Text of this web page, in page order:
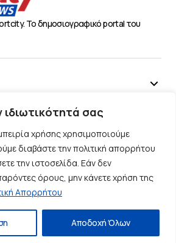
ιδιωτικότητά σας
χρήσης χρησιμοποιούμε
διαβάστε την πολιτική απορρήτου
την ιστοσελίδα. Εάν δεν
όρους, μην κάνετε χρήση της
Απορρήτου
Αποδοχή Όλων
Το δημοσιογραφικό portal του
Cookies
Επικοινωνία